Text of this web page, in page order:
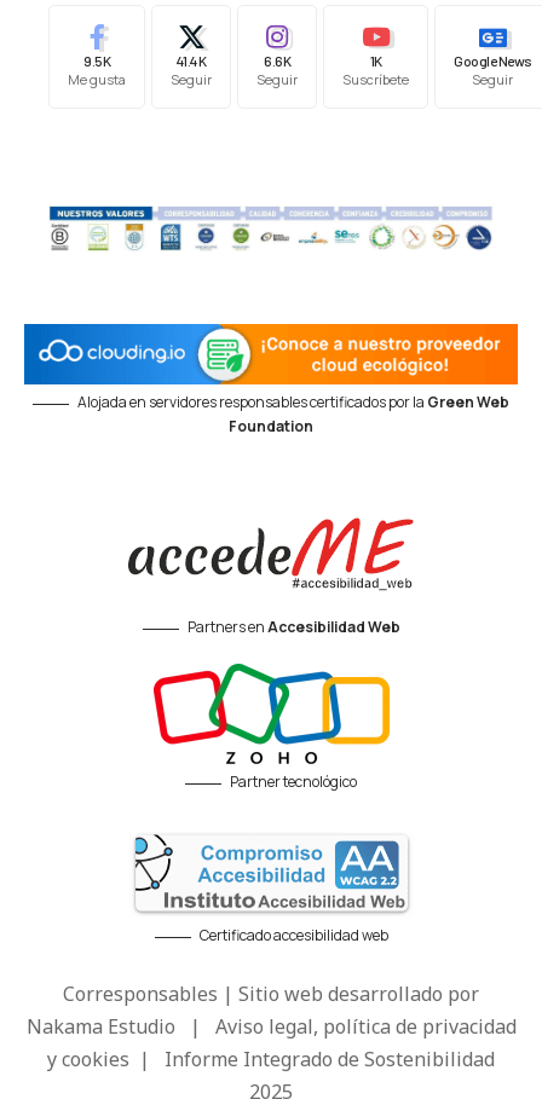
9.5K
Me gusta
41.4K
Seguir
6.6K
Seguir
1K
Suscríbete
Google News
Seguir
Alojada en servidores responsables certificados por la Green Web
Foundation
Partners enAccesibilidad Web
Partner tecnológico
Certificado accesibilidad web
Corresponsables | Sitio web desarrollado por
Nakama Estudio | Aviso legal, política de privacidad
y cookies | Informe Integrado de Sostenibilidad
2025